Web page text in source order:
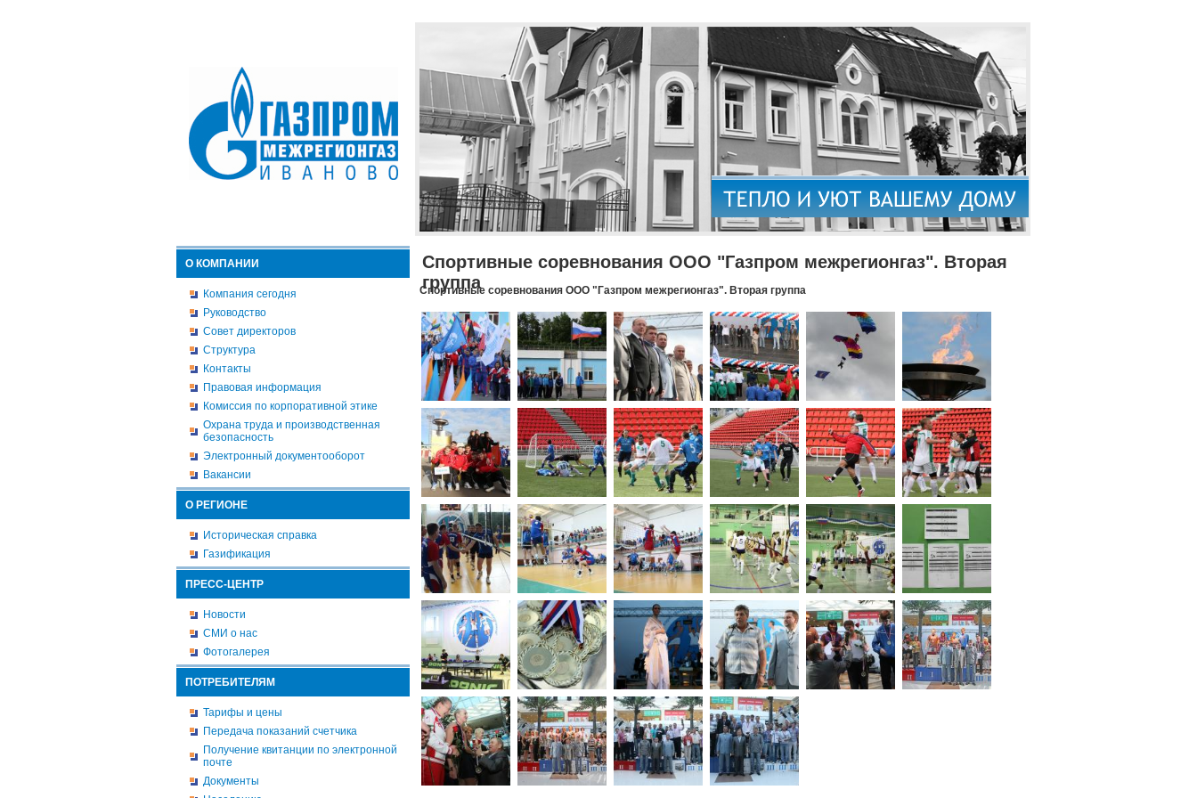
О КОМПАНИИ
Компания сегодня
Руководство
Совет директоров
Структура
Контакты
Правовая информация
Комиссия по корпоративной этике
Охрана труда и производственная
безопасность
Электронный документооборот
Вакансии
О РЕГИОНЕ
Историческая справка
Газификация
ПРЕСС-ЦЕНТР
Новости
СМИ о нас
Фотогалерея
ПОТРЕБИТЕЛЯМ
Тарифы и цены
Передача показаний счетчика
Получение квитанции по электронной
почте
Документы
Спортивные соревнования ООО "Газпром межрегионгаз". Вторая
группа
Спортивные соревнования ООО "Газпром межрегионгаз". Вторая группа